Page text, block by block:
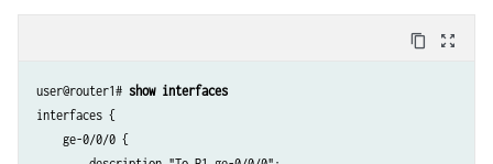
content_copy zoom_out_map
user@router1# show interfaces
interfaces {
    ge-0/0/0 {